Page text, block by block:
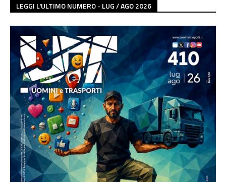
LEGGI L'ULTIMO NUMERO - LUG / AGO 2026